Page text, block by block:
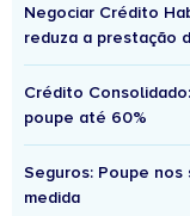
Negociar Crédito
reduza a prestação
Crédito
poupe até 60%
Seguros: Poupe nos
medida